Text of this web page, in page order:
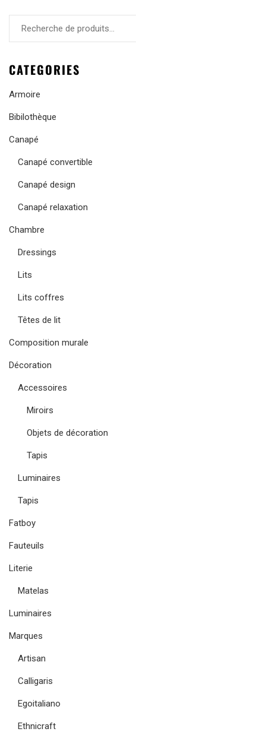
CATEGORIES
Armoire
Bibilothèque
Canapé
Canapé convertible
Canapé design
Canapé relaxation
Chambre
Dressings
Lits
Lits coffres
Têtes de lit
Composition murale
Décoration
Accessoires
Miroirs
Objets de décoration
Tapis
Luminaires
Tapis
Fatboy
Fauteuils
Literie
Matelas
Luminaires
Marques
Artisan
Calligaris
Egoitaliano
Ethnicraft